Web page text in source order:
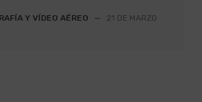
Y VÍDEO AÉREO —
21 DE MARZO